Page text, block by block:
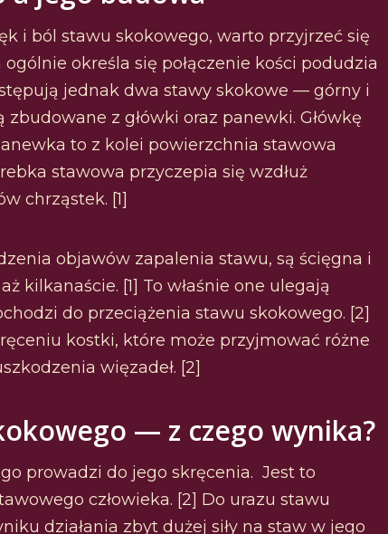
i ból stawu skokowego, warto przyjrzeć się
określa się połączenie kości podudzia
jednak dwa stawy skokowe — górny i
z główki oraz panewki. Główkę
to z kolei powierzchnia stawowa
stawowa przyczepia się wzdłuż
chrząstek. [1]
objawów zapalenia stawu, są ścięgna i
kilkanaście. [1] To właśnie one ulegają
do przeciążenia stawu skokowego. [2]
kostki, które może przyjmować różne
więzadeł. [2]
— z czego wynika?
prowadzi do jego skręcenia. Jest to
człowieka. [2] Do urazu stawu
działania zbyt dużej siły na staw w jego